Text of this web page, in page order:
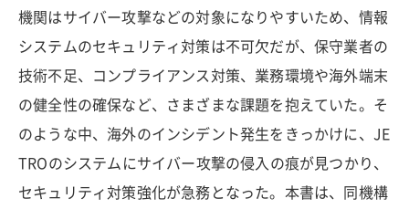
機関はサイバー攻撃などの対象になりやすいため、情報
システムのセキュリティ対策は不可欠だが、保守業者の
技術不足、コンプライアンス対策、業務環境や海外端末
の健全性の確保など、さまざまな課題を抱えていた。そ
のような中、海外のインシデント発生をきっかけに、JE
TROのシステムにサイバー攻撃の侵入の痕が見つかり、
セキュリティ対策強化が急務となった。本書は、同機構